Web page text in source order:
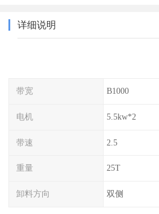
详细说明
带宽 B1000
电机 5.5kw*2
带速 2.5
重量 25T
卸料方向 双侧